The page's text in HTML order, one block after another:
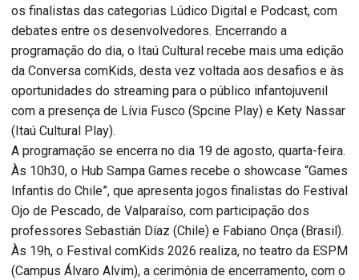
os finalistas das categorias Lúdico Digital e Podcast, com
debates entre os desenvolvedores. Encerrando a
programação do dia, o Itaú Cultural recebe mais uma edição
da Conversa comKids, desta vez voltada aos desafios e às
oportunidades do streaming para o público infantojuvenil
com a presença de Lívia Fusco (Spcine Play) e Kety Nassar
(Itaú Cultural Play).
A programação se encerra no dia 19 de agosto, quarta-feira.
Às 10h30, o Hub Sampa Games recebe o showcase “Games
Infantis do Chile”, que apresenta jogos finalistas do Festival
Ojo de Pescado, de Valparaíso, com participação dos
professores Sebastián Díaz (Chile) e Fabiano Onça (Brasil).
Às 19h, o Festival comKids 2026 realiza, no teatro da ESPM
(Campus Álvaro Alvim), a cerimônia de encerramento, com o